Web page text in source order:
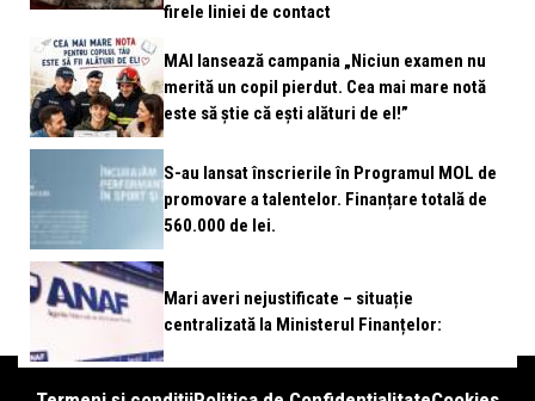
firele liniei de contact
MAI lansează campania „Niciun examen nu
merită un copil pierdut. Cea mai mare notă
este să știe că ești alături de el!”
S-au lansat înscrierile în Programul MOL de
promovare a talentelor. Finanțare totală de
560.000 de lei.
Mari averi nejustificate – situație
centralizată la Ministerul Finanțelor: